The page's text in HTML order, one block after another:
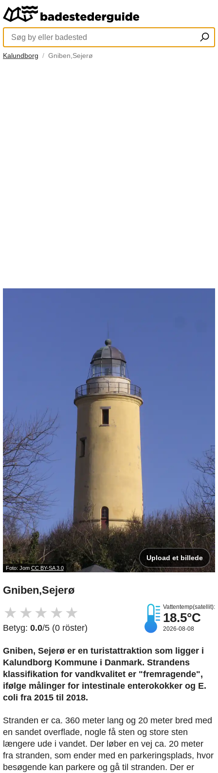
Kalundborg Gniben,Sejerø
Foto: Jom CC BY-SA 3.0
Upload et billede
Gniben,Sejerø
★ ★ ★ ★ ★
Betyg: 0.0/5 (0 röster)
Vattentemp(satellit):
18.5°C
2026-08-08
Gniben, Sejerø er en turistattraktion som ligger i
Kalundborg Kommune i Danmark. Strandens
klassifikation for vandkvalitet er "fremragende",
ifølge målinger for intestinale enterokokker og E.
coli fra 2015 til 2018.
Stranden er ca. 360 meter lang og 20 meter bred med
en sandet overflade, nogle få sten og store sten
længere ude i vandet. Der løber en vej ca. 20 meter
fra stranden, som ender med en parkeringsplads, hvor
besøgende kan parkere og gå til stranden. Der er